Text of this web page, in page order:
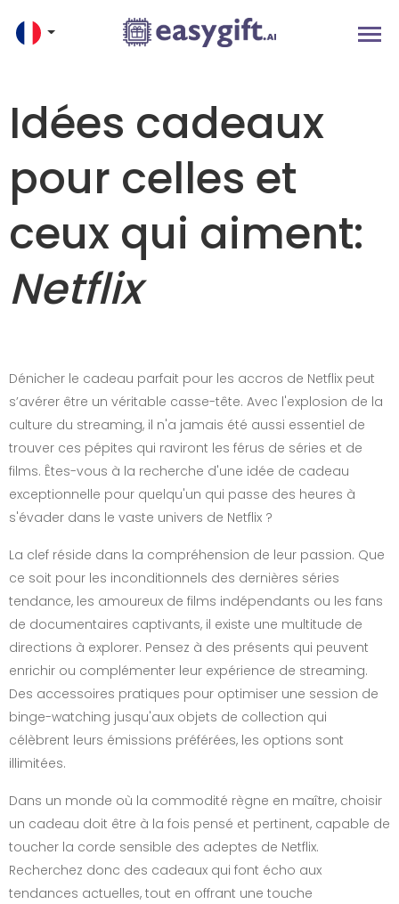
Idées cadeaux
pour celles et
ceux qui aiment:
Netflix
Dénicher le cadeau parfait pour les accros de Netflix peut
s’avérer être un véritable casse-tête. Avec l'explosion de la
culture du streaming, il n'a jamais été aussi essentiel de
trouver ces pépites qui raviront les férus de séries et de
films. Êtes-vous à la recherche d'une idée de cadeau
exceptionnelle pour quelqu'un qui passe des heures à
s'évader dans le vaste univers de Netflix ?
La clef réside dans la compréhension de leur passion. Que
ce soit pour les inconditionnels des dernières séries
tendance, les amoureux de films indépendants ou les fans
de documentaires captivants, il existe une multitude de
directions à explorer. Pensez à des présents qui peuvent
enrichir ou complémenter leur expérience de streaming.
Des accessoires pratiques pour optimiser une session de
binge-watching jusqu'aux objets de collection qui
célèbrent leurs émissions préférées, les options sont
illimitées.
Dans un monde où la commodité règne en maître, choisir
un cadeau doit être à la fois pensé et pertinent, capable de
toucher la corde sensible des adeptes de Netflix.
Recherchez donc des cadeaux qui font écho aux
tendances actuelles, tout en offrant une touche